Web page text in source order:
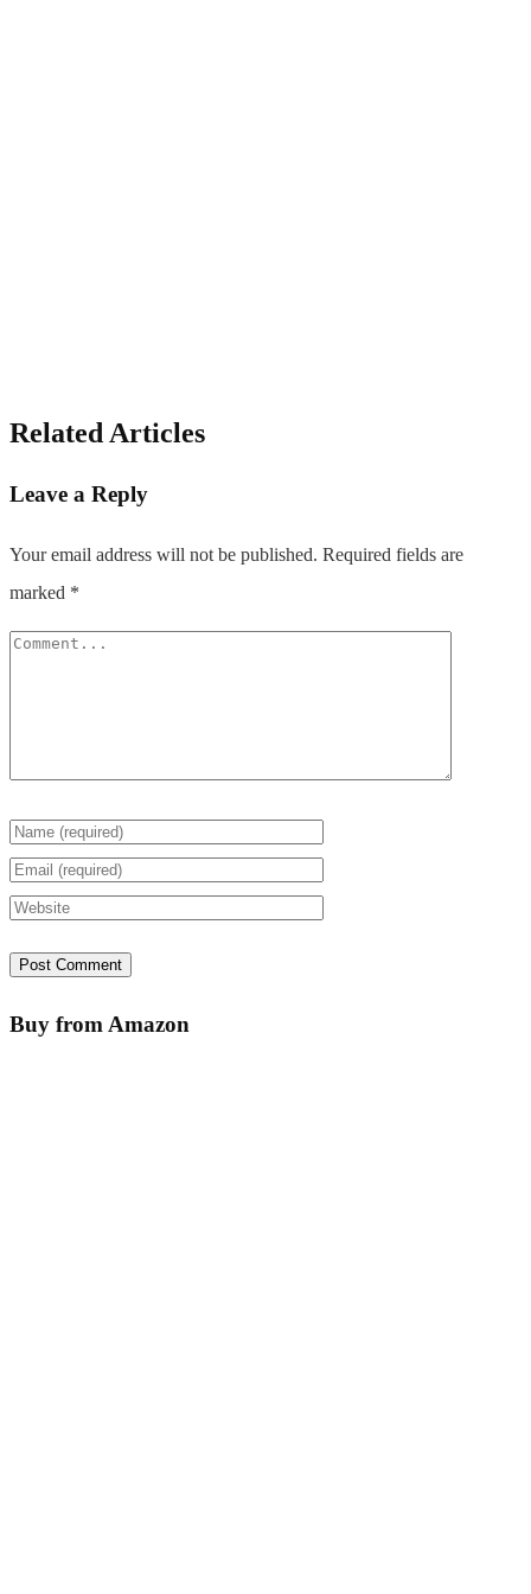
Related Articles
Leave a Reply
Your email address will not be published. Required fields are
marked *
Buy from Amazon